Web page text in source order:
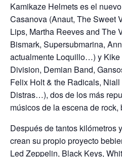
at
s
A
p
p
e
b
o
o
k
Kamikaze Helmets es el
Casanova (Anaut, The Sweet
Lips, Martha Reeves and The
Bismark, Supersubmarina,
actualmente Loquillo…) y
Division, Demian Band,
Felix Holt & the Radicals,
Distras…), dos de los más
músicos de la escena de
Después de tantos kilómetros
crean su propio proyecto
Led Zeppelin, Black Keys,